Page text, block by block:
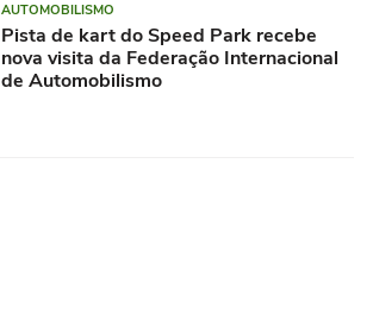
AUTOMOBILISMO
Pista de kart do Speed Park recebe
nova visita da Federação Internacional
de Automobilismo